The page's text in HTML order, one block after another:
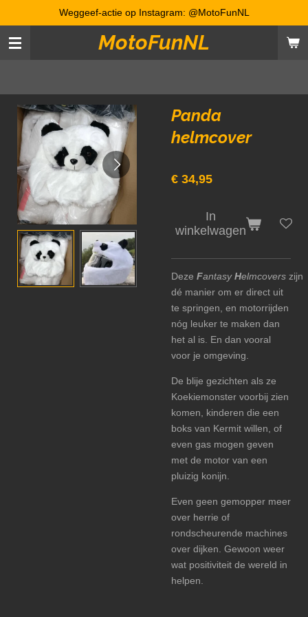
naar
MotoFunNL
Weggeef-actie op Instagram: @MotoFunNL
Panda
helmcover
€ 34,95
In
winkelwagen
Deze FantasyHelmcovers zijn
dé manier om er direct uit
te springen, en motorrijden
nóg leuker te maken dan
het al is. En dan vooral
voor je omgeving.
De blije gezichten als ze
Koekiemonster voorbij zien
komen, kinderen die een
boks van Kermit willen, of
even gas mogen geven
met de motor van een
pluizig konijn.
Even geen gemopper meer
over herrie of
rondscheurende machines
over dijken. Gewoon weer
wat positiviteit de wereld in
helpen.